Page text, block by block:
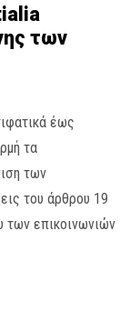
των
έως
τα
των
του άρθρου 19
των επικοινωνιών